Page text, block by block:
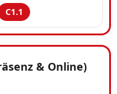
& Online)